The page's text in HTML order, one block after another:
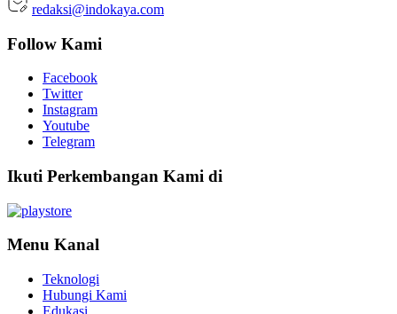
redaksi@indokaya.com
Follow Kami
Facebook
Twitter
Instagram
Youtube
Telegram
Ikuti Perkembangan Kami di
Menu Kanal
Teknologi
Hubungi Kami